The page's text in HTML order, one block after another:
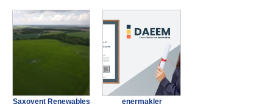
Saxovent Renewables
enermakler